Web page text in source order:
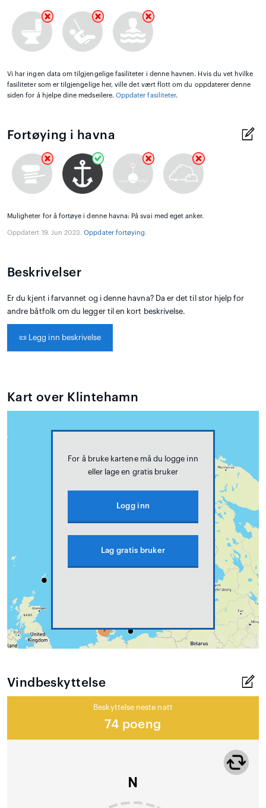
Vi har ingen data om tilgjengelige fasiliteter i denne havnen. Hvis du vet hvilke
fasiliteter som er tilgjengelige her, ville det vært flott om du oppdaterer denne
siden for å hjelpe dine medseilere. Oppdater fasiliteter.
Fortøying i havna
Muligheter for å fortøye i denne havna: På svai med eget anker.
Oppdatert 19. Jun 2023.Oppdater fortøying.
Beskrivelser
Er du kjent i farvannet og i denne havna? Da er det til stor hjelp for
andre båtfolk om du legger til en kort beskrivelse.
📜 Legg inn beskrivelse
Kart over Klintehamn
For å bruke kartene må du logge inn
eller lage en gratis bruker
Logg inn
Lag gratis bruker
Vindbeskyttelse
Beskyttelse neste natt
74 poeng
N